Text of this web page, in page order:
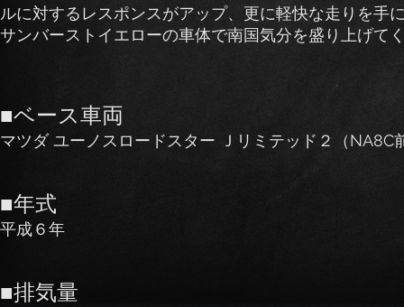
ルに対するレスポンスがアップ、更に軽快な走りを手
サンバーストイエローの車体で南国気分を盛り上げて
■ベース車両
マツダ ユーノスロードスター Ｊリミテッド２（NA8C
■年式
平成６年
■排気量